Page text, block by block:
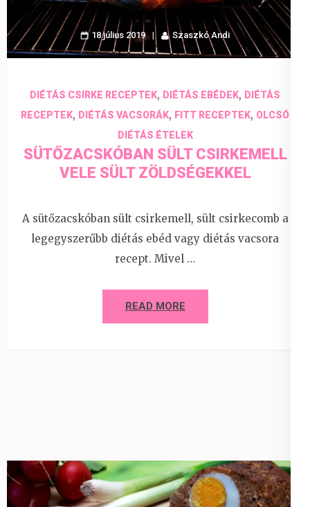
18 július 2019 Szaszkó Andi
DIÉTÁS CSIRKE RECEPTEK, DIÉTÁS EBÉDEK, DIÉTÁS
RECEPTEK, DIÉTÁS VACSORÁK, FITT RECEPTEK, OLCSÓ
DIÉTÁS ÉTELEK
SÜTŐZACSKÓBAN SÜLT CSIRKEMELL
VELE SÜLT ZÖLDSÉGEKKEL
A sütőzacskóban sült csirkemell, sült csirkecomb a
legegyszerűbb diétás ebéd vagy diétás vacsora
recept. Mivel …
READ MORE